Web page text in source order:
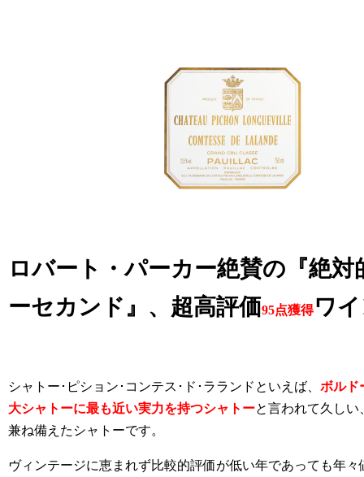
ロバート・パーカー絶賛の『絶対
ーセカンド』、超高評価95点獲得ワ
シャトー･ピション･コンテス･ド･ラランドといえば、 ボルド
大シャトーに最も近い実力を持つシャトーと言われて久し
兼ね備えたシャトーです。
ヴィンテージに恵まれず比較的評価が低い年であっても年々